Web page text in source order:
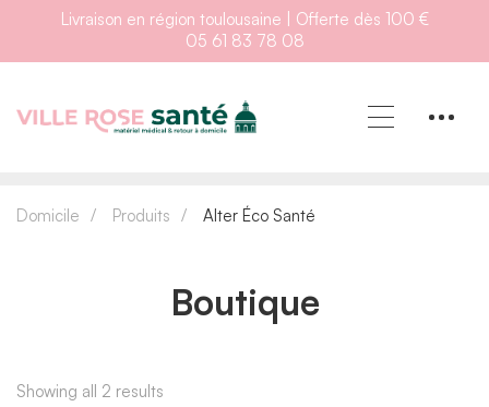
Livraison en région toulousaine | Offerte dès 100 €
05 61 83 78 08
Boutique
Domicile Produits Alter Éco Santé
Showing all 2 results